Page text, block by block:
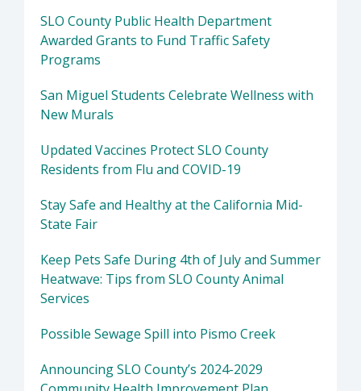
SLO County Public Health Department
Awarded Grants to Fund Traffic Safety
Programs
San Miguel Students Celebrate Wellness with
New Murals
Updated Vaccines Protect SLO County
Residents from Flu and COVID-19
Stay Safe and Healthy at the California Mid-
State Fair
Keep Pets Safe During 4th of July and Summer
Heatwave: Tips from SLO County Animal
Services
Possible Sewage Spill into Pismo Creek
Announcing SLO County’s 2024-2029